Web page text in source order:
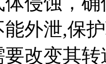
能外泄,保
改变其